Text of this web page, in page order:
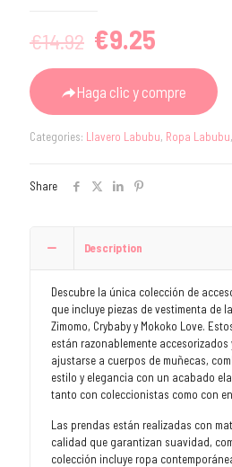
€14.92 Original
price
was:
€14.92.
€9.25
price
is:
€9.25.
Haga clic y compre
Categories: Llavero Labubu, Ropa Labubu,
Share
Description
Descubre la única colección de
que incluye piezas de vestimenta de
Zimomo, Crybaby y Mokoko Love.
están razonablemente
ajustarse a cuerpos de muñecas,
estilo y elegancia con un acabado
tanto con coleccionistas como con
Las prendas están realizadas con
calidad que garantizan suavidad,
colección incluye ropa